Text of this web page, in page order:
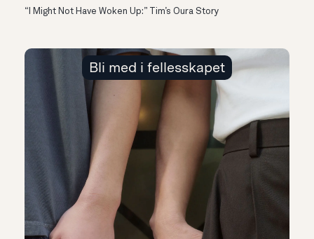
“I Might Not Have Woken Up:” Tim’s Oura Story
Bli med i fellesskapet